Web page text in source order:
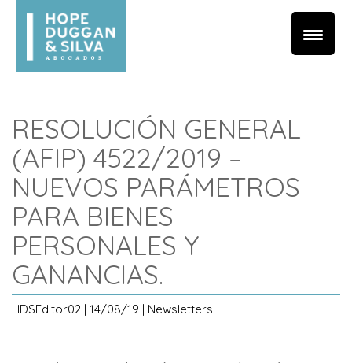
RESOLUCIÓN GENERAL
(AFIP) 4522/2019 –
NUEVOS PARÁMETROS
PARA BIENES
PERSONALES Y
GANANCIAS.
HDSEditor02 | 14/08/19 | Newsletters